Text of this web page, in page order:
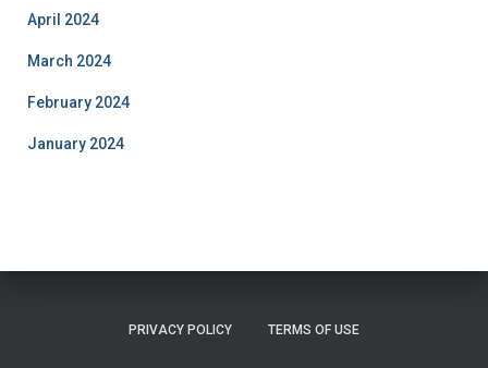
April 2024
March 2024
February 2024
January 2024
PRIVACY POLICY TERMS OF USE